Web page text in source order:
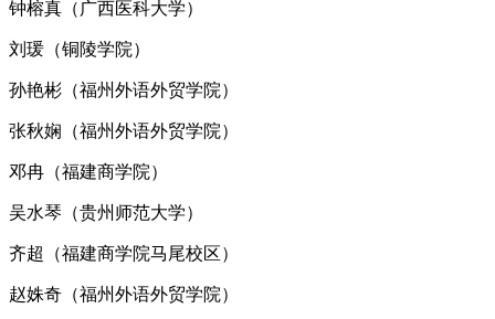
钟榕真（广西医科大学）
刘瑗（铜陵学院）
孙艳彬（福州外语外贸学院）
张秋娴（福州外语外贸学院）
邓冉（福建商学院）
吴水琴（贵州师范大学）
齐超（福建商学院马尾校区）
赵姝奇（福州外语外贸学院）